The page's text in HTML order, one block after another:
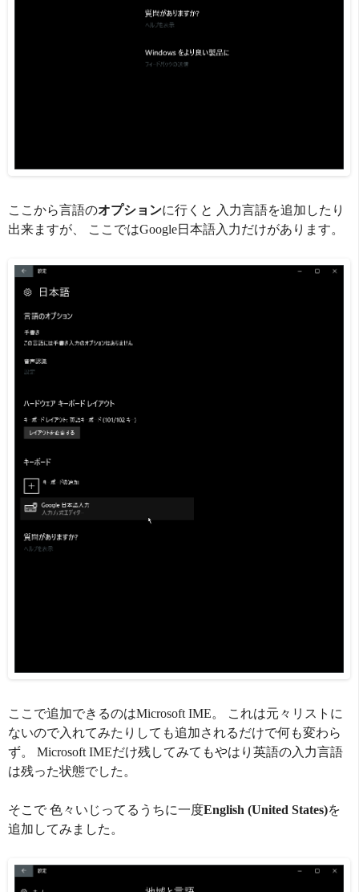
ここから言語のオプションに行くと 入力言語を追加したり
出来ますが、 ここではGoogle日本語入力だけがあります。
ここで追加できるのはMicrosoft IME。 これは元々リストに
ないので入れてみたりしても追加されるだけで何も変わら
ず。 Microsoft IMEだけ残してみてもやはり英語の入力言語
は残った状態でした。
そこで 色々いじってるうちに一度English (United States)を
追加してみました。